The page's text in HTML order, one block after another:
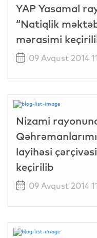
YAP Yasamal
“Natiqlik
mərasimi
09 Avqust 2014
Nizami
layihəsi
keçirilib
09 Avqust 2014